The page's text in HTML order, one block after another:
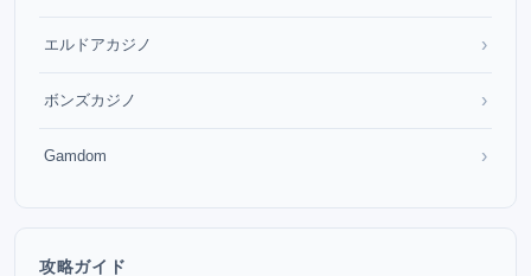
エルドアカジノ ›
ボンズカジノ ›
Gamdom ›
攻略ガイド